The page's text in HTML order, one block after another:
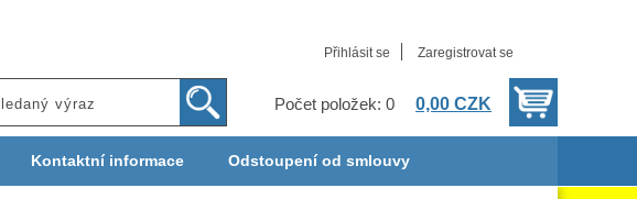
Přihlásit se Zaregistrovat se
Počet položek: 0 0,00 CZK
Kontaktní informace Odstoupení od smlouvy